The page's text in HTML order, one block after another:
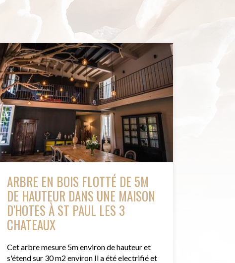
ARBRE EN BOIS FLOTTÉ DE 5M
DE HAUTEUR DANS UNE MAISON
D'HOTES À ST PAUL LES 3
CHATEAUX
Cet arbre mesure 5m environ de hauteur et
s'étend sur 30 m2 environ Il a été electrifié et